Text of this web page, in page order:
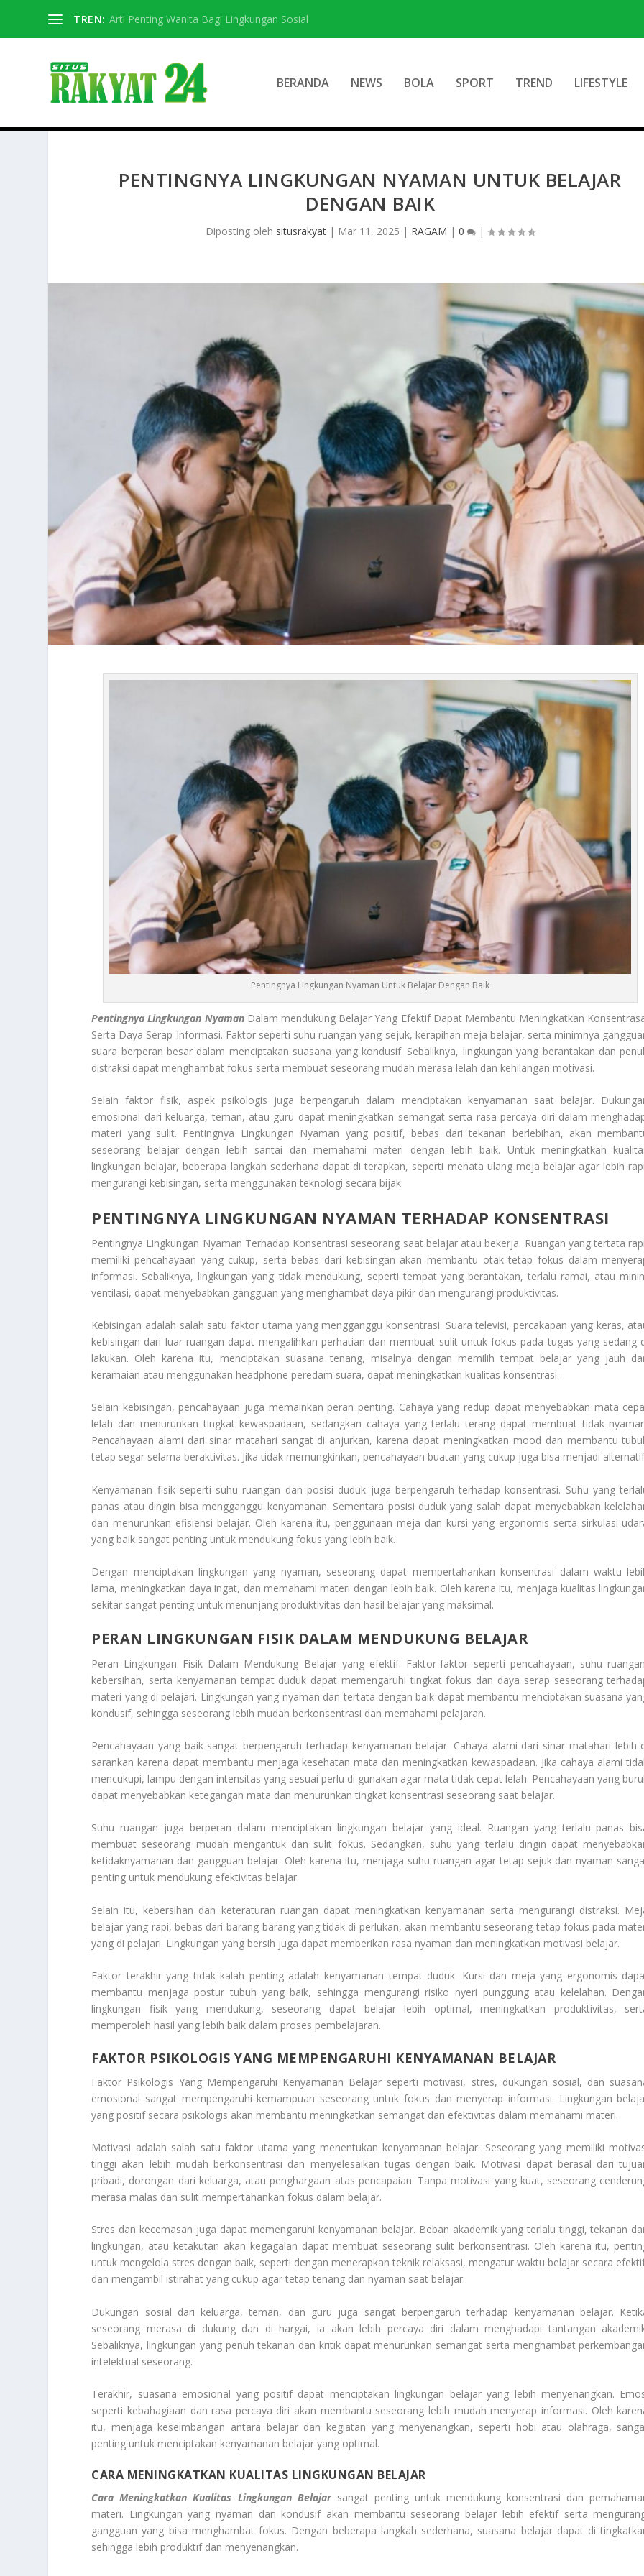
TREN: Arti Penting Wanita Bagi Lingkungan Sosial
BERANDA NEWS BOLA SPORT TREND LIFESTYLE
PENTINGNYA LINGKUNGAN NYAMAN UNTUK BELAJAR
DENGAN BAIK
Diposting oleh situsrakyat| Mar 11, 2025 | RAGAM | 0 |
Pentingnya Lingkungan Nyaman Untuk Belajar Dengan Baik
PentingnyaLingkungan NyamanDalam mendukung Belajar Yang Efektif Dapat Membantu Meningkatkan
Serta Daya Serap Informasi. Faktor seperti suhu ruangan yang sejuk, kerapihan meja belajar, serta minimnya
suara berperan besar dalam menciptakan suasana yang kondusif. Sebaliknya, lingkungan yang berantakan dan
distraksi dapat menghambat fokus serta membuat seseorang mudah merasa lelah dan kehilangan motivasi.
Selain faktor fisik, aspek psikologis juga berpengaruh dalam menciptakan kenyamanan saat belajar.
emosional dari keluarga, teman, atau guru dapat meningkatkan semangat serta rasa percaya diri dalam
materi yang sulit. Pentingnya Lingkungan Nyaman yang positif, bebas dari tekanan berlebihan, akan
seseorang belajar dengan lebih santai dan memahami materi dengan lebih baik. Untuk meningkatkan
lingkungan belajar, beberapa langkah sederhana dapat di terapkan, seperti menata ulang meja belajar agar lebih
mengurangi kebisingan, serta menggunakan teknologi secara bijak.
PENTINGNYA LINGKUNGAN NYAMAN TERHADAP KONSENTRASI
Pentingnya Lingkungan Nyaman Terhadap Konsentrasi seseorang saat belajar atau bekerja. Ruangan yang tertata
memiliki pencahayaan yang cukup, serta bebas dari kebisingan akan membantu otak tetap fokus dalam
informasi. Sebaliknya, lingkungan yang tidak mendukung, seperti tempat yang berantakan, terlalu ramai, atau
ventilasi, dapat menyebabkan gangguan yang menghambat daya pikir dan mengurangi produktivitas.
Kebisingan adalah salah satu faktor utama yang mengganggu konsentrasi. Suara televisi, percakapan yang keras,
kebisingan dari luar ruangan dapat mengalihkan perhatian dan membuat sulit untuk fokus pada tugas yang sedang
lakukan. Oleh karena itu, menciptakan suasana tenang, misalnya dengan memilih tempat belajar yang jauh
keramaian atau menggunakan headphone peredam suara, dapat meningkatkan kualitas konsentrasi.
Selain kebisingan, pencahayaan juga memainkan peran penting. Cahaya yang redup dapat menyebabkan mata
lelah dan menurunkan tingkat kewaspadaan, sedangkan cahaya yang terlalu terang dapat membuat tidak
Pencahayaan alami dari sinar matahari sangat di anjurkan, karena dapat meningkatkan mood dan membantu
tetap segar selama beraktivitas. Jika tidak memungkinkan, pencahayaan buatan yang cukup juga bisa menjadi
Kenyamanan fisik seperti suhu ruangan dan posisi duduk juga berpengaruh terhadap konsentrasi. Suhu yang
panas atau dingin bisa mengganggu kenyamanan. Sementara posisi duduk yang salah dapat menyebabkan
dan menurunkan efisiensi belajar. Oleh karena itu, penggunaan meja dan kursi yang ergonomis serta sirkulasi
yang baik sangat penting untuk mendukung fokus yang lebih baik.
Dengan menciptakan lingkungan yang nyaman, seseorang dapat mempertahankan konsentrasi dalam waktu
lama, meningkatkan daya ingat, dan memahami materi dengan lebih baik. Oleh karena itu, menjaga kualitas
sekitar sangat penting untuk menunjang produktivitas dan hasil belajar yang maksimal.
PERAN LINGKUNGAN FISIK DALAM MENDUKUNG BELAJAR
Peran Lingkungan Fisik Dalam Mendukung Belajar yang efektif. Faktor-faktor seperti pencahayaan, suhu
kebersihan, serta kenyamanan tempat duduk dapat memengaruhi tingkat fokus dan daya serap seseorang
materi yang di pelajari. Lingkungan yang nyaman dan tertata dengan baik dapat membantu menciptakan suasana
kondusif, sehingga seseorang lebih mudah berkonsentrasi dan memahami pelajaran.
Pencahayaan yang baik sangat berpengaruh terhadap kenyamanan belajar. Cahaya alami dari sinar matahari lebih
sarankan karena dapat membantu menjaga kesehatan mata dan meningkatkan kewaspadaan. Jika cahaya alami
mencukupi, lampu dengan intensitas yang sesuai perlu di gunakan agar mata tidak cepat lelah. Pencahayaan yang
dapat menyebabkan ketegangan mata dan menurunkan tingkat konsentrasi seseorang saat belajar.
Suhu ruangan juga berperan dalam menciptakan lingkungan belajar yang ideal. Ruangan yang terlalu panas
membuat seseorang mudah mengantuk dan sulit fokus. Sedangkan, suhu yang terlalu dingin dapat
ketidaknyamanan dan gangguan belajar. Oleh karena itu, menjaga suhu ruangan agar tetap sejuk dan nyaman
penting untuk mendukung efektivitas belajar.
Selain itu, kebersihan dan keteraturan ruangan dapat meningkatkan kenyamanan serta mengurangi distraksi.
belajar yang rapi, bebas dari barang-barang yang tidak di perlukan, akan membantu seseorang tetap fokus pada
yang di pelajari. Lingkungan yang bersih juga dapat memberikan rasa nyaman dan meningkatkan motivasi belajar.
Faktor terakhir yang tidak kalah penting adalah kenyamanan tempat duduk. Kursi dan meja yang ergonomis
membantu menjaga postur tubuh yang baik, sehingga mengurangi risiko nyeri punggung atau kelelahan.
lingkungan fisik yang mendukung, seseorang dapat belajar lebih optimal, meningkatkan produktivitas,
memperoleh hasil yang lebih baik dalam proses pembelajaran.
FAKTOR PSIKOLOGIS YANG MEMPENGARUHI KENYAMANAN BELAJAR
Faktor Psikologis Yang Mempengaruhi Kenyamanan Belajar seperti motivasi, stres, dukungan sosial, dan
emosional sangat mempengaruhi kemampuan seseorang untuk fokus dan menyerap informasi. Lingkungan
yang positif secara psikologis akan membantu meningkatkan semangat dan efektivitas dalam memahami materi.
Motivasi adalah salah satu faktor utama yang menentukan kenyamanan belajar. Seseorang yang memiliki
tinggi akan lebih mudah berkonsentrasi dan menyelesaikan tugas dengan baik. Motivasi dapat berasal dari
pribadi, dorongan dari keluarga, atau penghargaan atas pencapaian. Tanpa motivasi yang kuat, seseorang
merasa malas dan sulit mempertahankan fokus dalam belajar.
Stres dan kecemasan juga dapat memengaruhi kenyamanan belajar. Beban akademik yang terlalu tinggi, tekanan
lingkungan, atau ketakutan akan kegagalan dapat membuat seseorang sulit berkonsentrasi. Oleh karena itu,
untuk mengelola stres dengan baik, seperti dengan menerapkan teknik relaksasi, mengatur waktu belajar secara
dan mengambil istirahat yang cukup agar tetap tenang dan nyaman saat belajar.
Dukungan sosial dari keluarga, teman, dan guru juga sangat berpengaruh terhadap kenyamanan belajar.
seseorang merasa di dukung dan di hargai, ia akan lebih percaya diri dalam menghadapi tantangan
Sebaliknya, lingkungan yang penuh tekanan dan kritik dapat menurunkan semangat serta menghambat
intelektual seseorang.
Terakhir, suasana emosional yang positif dapat menciptakan lingkungan belajar yang lebih menyenangkan.
seperti kebahagiaan dan rasa percaya diri akan membantu seseorang lebih mudah menyerap informasi. Oleh
itu, menjaga keseimbangan antara belajar dan kegiatan yang menyenangkan, seperti hobi atau olahraga,
penting untuk menciptakan kenyamanan belajar yang optimal.
CARA MENINGKATKAN KUALITAS LINGKUNGAN BELAJAR
Cara Meningkatkan Kualitas Lingkungan Belajarsangat penting untuk mendukung konsentrasi dan
materi. Lingkungan yang nyaman dan kondusif akan membantu seseorang belajar lebih efektif serta
gangguan yang bisa menghambat fokus. Dengan beberapa langkah sederhana, suasana belajar dapat di
sehingga lebih produktif dan menyenangkan.